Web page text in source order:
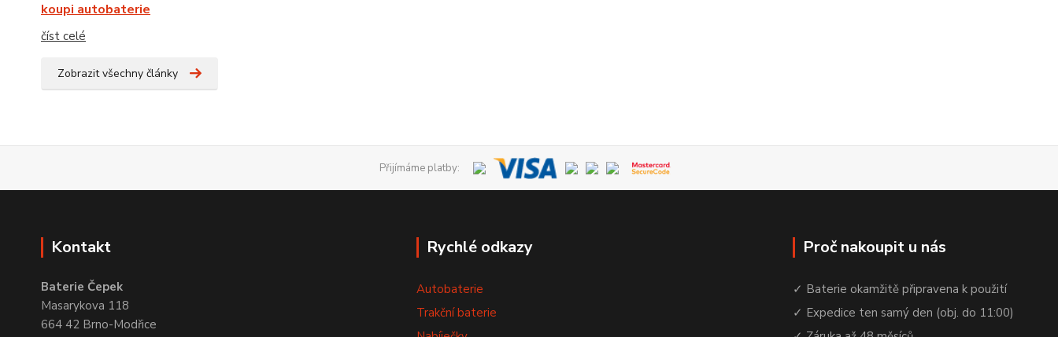
koupi autobaterie
číst celé
Zobrazit všechny články
Přijímáme platby:
Kontakt
Baterie Čepek
Masarykova 118
664 42 Brno-Modřice
Rychlé odkazy
Autobaterie
Trakční baterie
Proč nakoupit u nás
✓ Baterie okamžitě připravena k použití
✓ Expedice ten samý den (obj. do 11:00)